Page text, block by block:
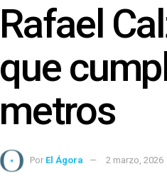
Rafael
que
metros
Por El Ágora 2 marzo, 2026